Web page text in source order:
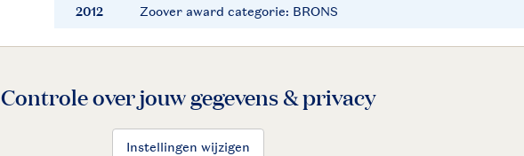
2012
Zoover award categorie: BRONS
Controle over jouw gegevens & privacy
Instellingen wijzigen